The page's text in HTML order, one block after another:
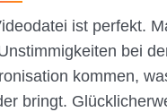
ist perfekt.
bei
kommen,
bringt.